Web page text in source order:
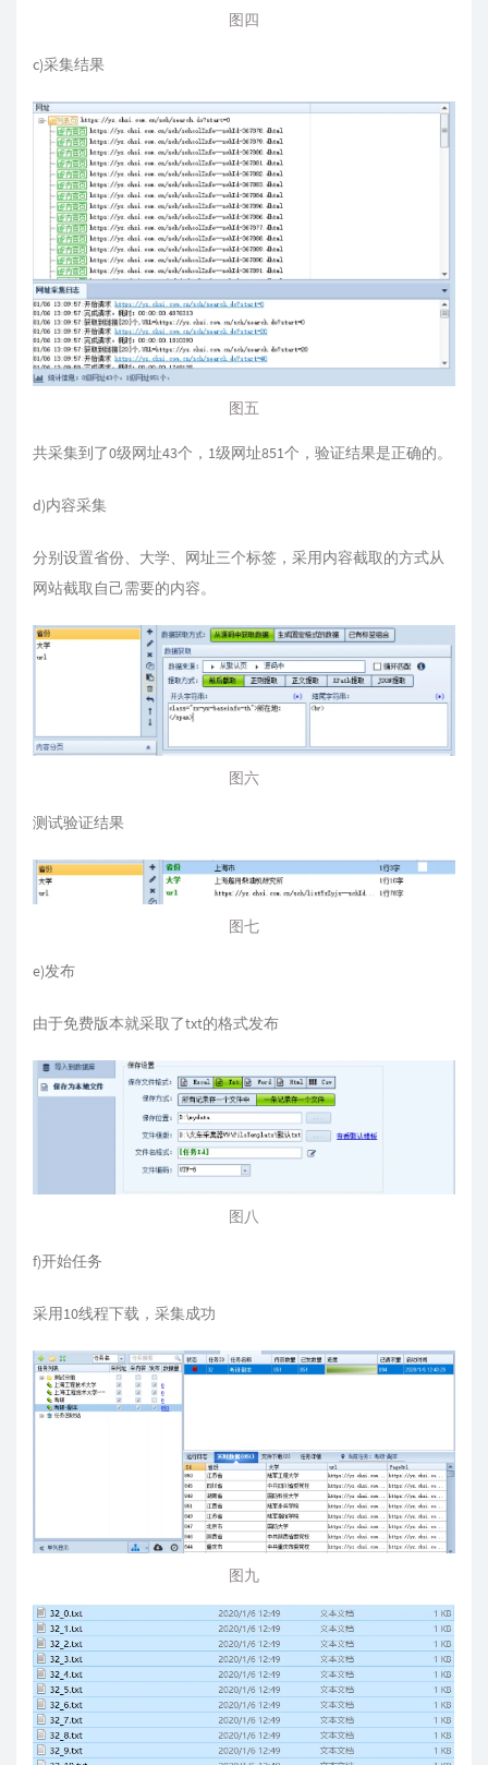
图四
c)采集结果
图五
共采集到了0级网址43个，1级网址851个，验证结果是正确的。
d)内容采集
分别设置省份、大学、网址三个标签，采用内容截取的方式从
网站截取自己需要的内容。
图六
测试验证结果
图七
e)发布
由于免费版本就采取了txt的格式发布
图八
f)开始任务
采用10线程下载，采集成功
图九